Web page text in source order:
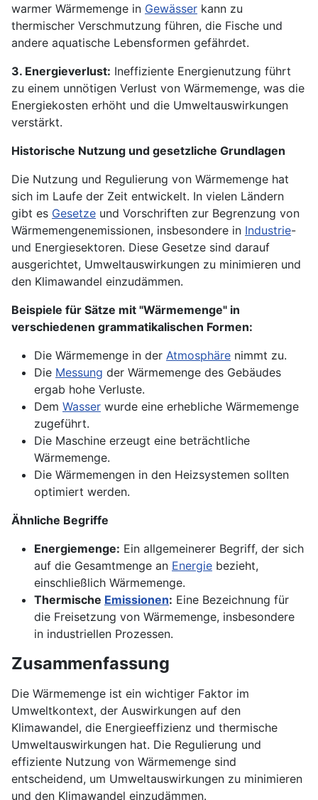
warmer Wärmemenge in Gewässer kann zu
thermischer Verschmutzung führen, die Fische und
andere aquatische Lebensformen gefährdet.
3. Energieverlust: Ineffiziente Energienutzung führt
zu einem unnötigen Verlust von Wärmemenge, was die
Energiekosten erhöht und die Umweltauswirkungen
verstärkt.
Historische Nutzung und gesetzliche Grundlagen
Die Nutzung und Regulierung von Wärmemenge hat
sich im Laufe der Zeit entwickelt. In vielen Ländern
gibt es Gesetze und Vorschriften zur Begrenzung von
Wärmemengenemissionen, insbesondere in Industrie-
und Energiesektoren. Diese Gesetze sind darauf
ausgerichtet, Umweltauswirkungen zu minimieren und
den Klimawandel einzudämmen.
Beispiele für Sätze mit "Wärmemenge" in
verschiedenen grammatikalischen Formen:
Die Wärmemenge in der Atmosphäre nimmt zu.
Die Messung der Wärmemenge des Gebäudes
ergab hohe Verluste.
Dem Wasser wurde eine erhebliche Wärmemenge
zugeführt.
Die Maschine erzeugt eine beträchtliche
Wärmemenge.
Die Wärmemengen in den Heizsystemen sollten
optimiert werden.
Ähnliche Begriffe
Energiemenge: Ein allgemeinerer Begriff, der sich
auf die Gesamtmenge an Energie bezieht,
einschließlich Wärmemenge.
Thermische Emissionen: Eine Bezeichnung für
die Freisetzung von Wärmemenge, insbesondere
in industriellen Prozessen.
Zusammenfassung
Die Wärmemenge ist ein wichtiger Faktor im
Umweltkontext, der Auswirkungen auf den
Klimawandel, die Energieeffizienz und thermische
Umweltauswirkungen hat. Die Regulierung und
effiziente Nutzung von Wärmemenge sind
entscheidend, um Umweltauswirkungen zu minimieren
und den Klimawandel einzudämmen.